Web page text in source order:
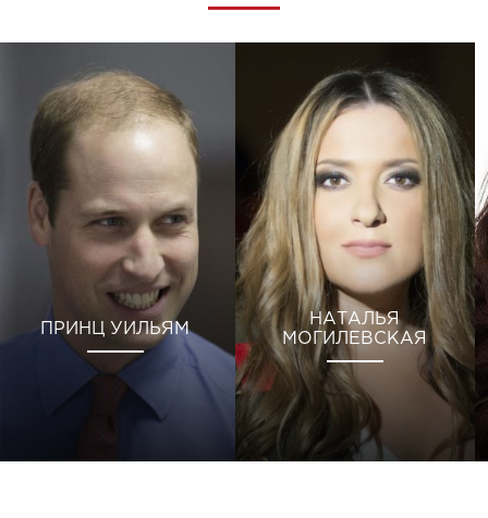
ПРИНЦ УИЛЬЯМ
НАТАЛЬЯ
МОГИЛЕВСКАЯ